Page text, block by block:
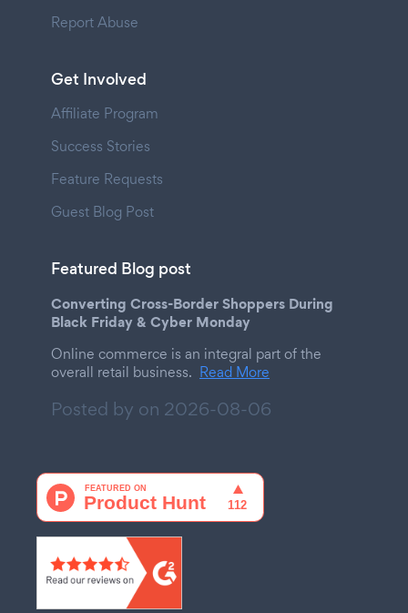
Report Abuse
Get Involved
Affiliate Program
Success Stories
Feature Requests
Guest Blog Post
Featured Blog post
Converting Cross-Border Shoppers During
Black Friday & Cyber Monday
Online commerce is an integral part of the
overall retail business. Read More
Posted by on 2026-08-06